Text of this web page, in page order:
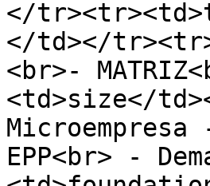
</
</td></
<br>-
<td>size</
EPP<br> -